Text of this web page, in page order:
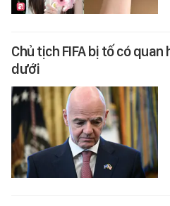
Chủ tịch FIFA bị tố có
dưới